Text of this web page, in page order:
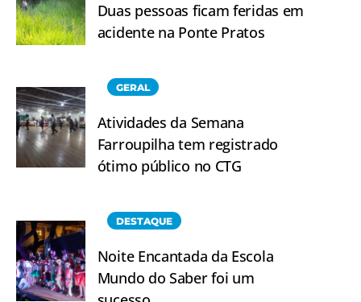
Duas pessoas ficam feridas em
acidente na Ponte Pratos
GERAL
Atividades da Semana
Farroupilha tem registrado
ótimo público no CTG
DESTAQUE
Noite Encantada da Escola
Mundo do Saber foi um